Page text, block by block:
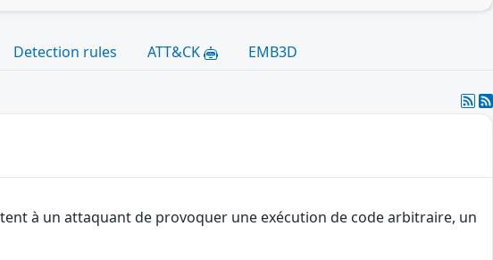
Detection rules ATT&CK EMB3D
à un attaquant de provoquer une exécution de code arbitraire, un